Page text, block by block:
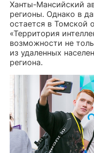
Ханты-Мансийский
регионы. Однако в
остается в Томской
«Территория
возможности не
из удаленных
региона.